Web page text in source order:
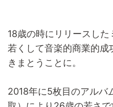
18歳の時にリリースした
若くして音楽的商業的
きまとうことに。
2018年に5枚目のアルバ